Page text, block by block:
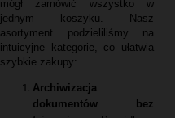
mógł zamówić wszystko w
jednym koszyku.
Nasz
asortyment podzieliliśmy na
intuicyjne kategorie,
co ułatwia
szybkie zakupy:
Archiwizacja
dokumentów bez